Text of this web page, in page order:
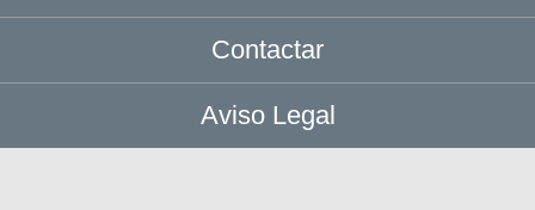
Contactar
Aviso Legal